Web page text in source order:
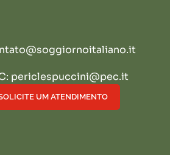
periclespuccini@pec.it
UM ATENDIMENTO